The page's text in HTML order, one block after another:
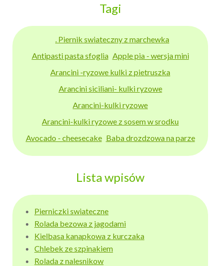
Tagi
. Piernik swiateczny z marchewka
Antipasti pasta sfoglia Apple pia - wersja mini
Arancini -ryzowe kulki z pietruszka
Arancini siciliani- kulki ryzowe
Arancini-kulki ryzowe
Arancini-kulki ryzowe z sosem w srodku
Avocado - cheesecake Baba drozdzowa na parze
Lista wpisów
Pierniczki swiateczne
Rolada bezowa z jagodami
Kielbasa kanapkowa z kurczaka
Chlebek ze szpinakiem
Rolada z nalesnikow